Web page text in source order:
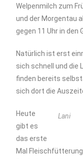
Welpenmilch zum
und der Morgentau
gegen 11 Uhr in den
Natürlich ist erst
sich schnell und die
finden bereits
sich dort die
Lani
Heute
gibt es
das erste
Mal